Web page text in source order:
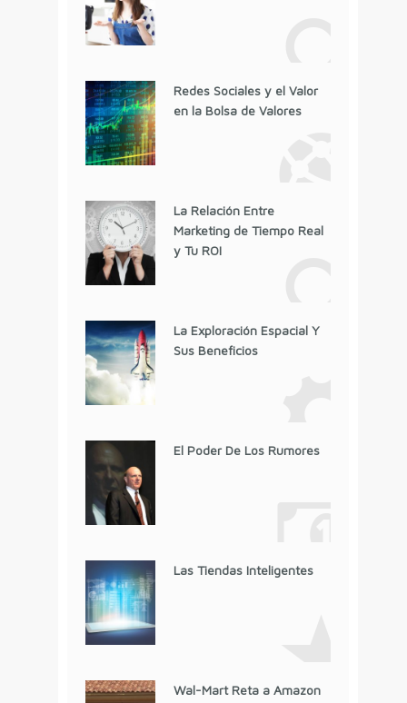
Redes Sociales y el Valor
en la Bolsa de Valores
La Relación Entre
Marketing de Tiempo Real
y Tu ROI
La Exploración Espacial Y
Sus Beneficios
El Poder De Los Rumores
Las Tiendas Inteligentes
Wal-Mart Reta a Amazon